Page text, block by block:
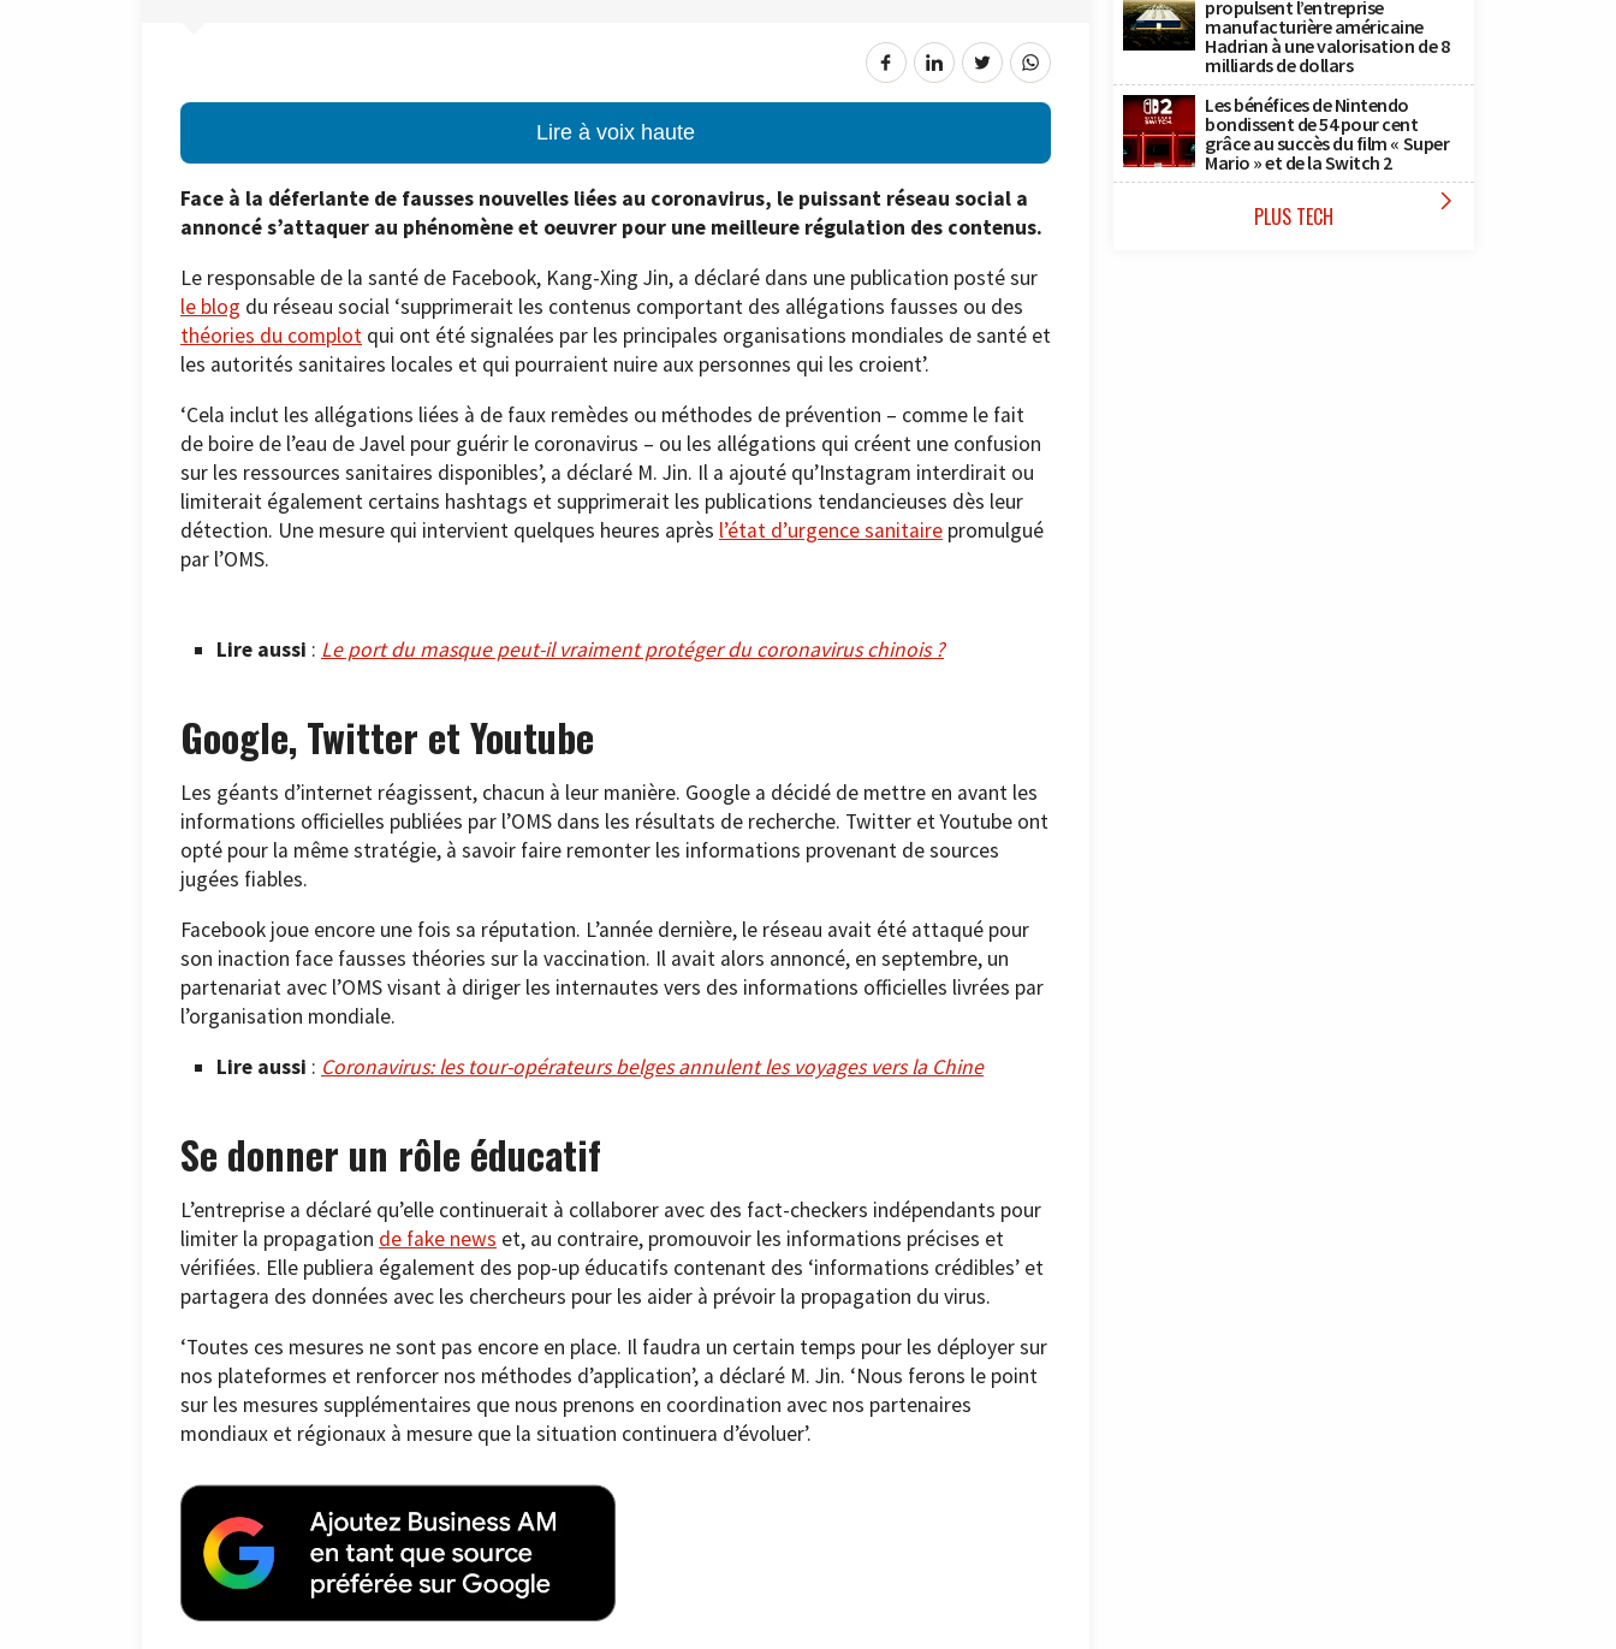
Lire à voix haute
Face à la déferlante de fausses nouvelles liées au coronavirus, le puissant réseau social a
annoncé s’attaquer au phénomène et oeuvrer pour une meilleure régulation des contenus.
Le responsable de la santé de Facebook, Kang-Xing Jin, a déclaré dans une publication posté sur
le blog du réseau social ‘supprimerait les contenus comportant des allégations fausses ou des
théories du complot qui ont été signalées par les principales organisations mondiales de santé et
les autorités sanitaires locales et qui pourraient nuire aux personnes qui les croient’.
‘Cela inclut les allégations liées à de faux remèdes ou méthodes de prévention – comme le fait
de boire de l’eau de Javel pour guérir le coronavirus – ou les allégations qui créent une confusion
sur les ressources sanitaires disponibles’, a déclaré M. Jin. Il a ajouté qu’Instagram interdirait ou
limiterait également certains hashtags et supprimerait les publications tendancieuses dès leur
détection. Une mesure qui intervient quelques heures après l’état d’urgence sanitaire promulgué
par l’OMS.
Lire aussi : Le port du masque peut-il vraiment protéger du coronavirus chinois ?
Google, Twitter et Youtube
Les géants d’internet réagissent, chacun à leur manière. Google a décidé de mettre en avant les
informations officielles publiées par l’OMS dans les résultats de recherche. Twitter et Youtube ont
opté pour la même stratégie, à savoir faire remonter les informations provenant de sources
jugées fiables.
Facebook joue encore une fois sa réputation. L’année dernière, le réseau avait été attaqué pour
son inaction face fausses théories sur la vaccination. Il avait alors annoncé, en septembre, un
partenariat avec l’OMS visant à diriger les internautes vers des informations officielles livrées par
l’organisation mondiale.
Lire aussi : Coronavirus: les tour-opérateurs belges annulent les voyages vers la Chine
Se donner un rôle éducatif
L’entreprise a déclaré qu’elle continuerait à collaborer avec des fact-checkers indépendants pour
limiter la propagation de fake news et, au contraire, promouvoir les informations précises et
vérifiées. Elle publiera également des pop-up éducatifs contenant des ‘informations crédibles’ et
partagera des données avec les chercheurs pour les aider à prévoir la propagation du virus.
‘Toutes ces mesures ne sont pas encore en place. Il faudra un certain temps pour les déployer sur
nos plateformes et renforcer nos méthodes d’application’, a déclaré M. Jin. ‘Nous ferons le point
sur les mesures supplémentaires que nous prenons en coordination avec nos partenaires
mondiaux et régionaux à mesure que la situation continuera d’évoluer’.
propulsent l’entreprise
manufacturière américaine
Hadrian à une valorisation de 8
milliards de dollars
Les bénéfices de Nintendo
bondissent de 54 pour cent
grâce au succès du film « Super
Mario » et de la Switch 2
PLUS TECH 